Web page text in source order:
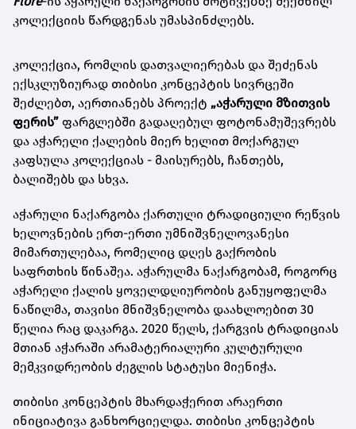
კოლექციის წარდგენას უმასპინძლებს.
კოლექცია, რომლის დათვალიერებას და შეძენას
ექსკლუზიურად თიბისი კონცეპტის სივრცეში
შეძლებთ, აერთიანებს პროექტ „აჭარული მზითვის
ფერის” ფარგლებში გადაღებულ ფოტონამუშევრებს
და აჭარელი ქალების მიერ ხელით მოქარგულ
კაფსულა კოლექციას - მაისურებს, ჩანთებს,
ბალიშებს და სხვა.
აჭარული ნაქარგობა ქართული ტრადიციული რეწვის
ხელოვნების ერთ-ერთი უმნიშვნელოვანესი
მიმართულებაა, რომელიც დღეს გაქრობის
საფრთხის წინაშეა. აჭარულმა ნაქარგობამ, როგორც
აჭარელი ქალის ყოველდღიურობის განუყოფელმა
ნაწილმა, თავისი მნიშვნელობა დაახლოებით 30
წელია რაც დაკარგა. 2020 წელს, ქარგვის ტრადიციას
მთიან აჭარაში არამატერიალური კულტურული
მემკვიდრეობის ძეგლის სტატუსი მიენიჭა.
თიბისი კონცეპტის მხარდაჭერით არაერთი
ინიციატივა განხორციელდა. თიბისი კონცეპტის